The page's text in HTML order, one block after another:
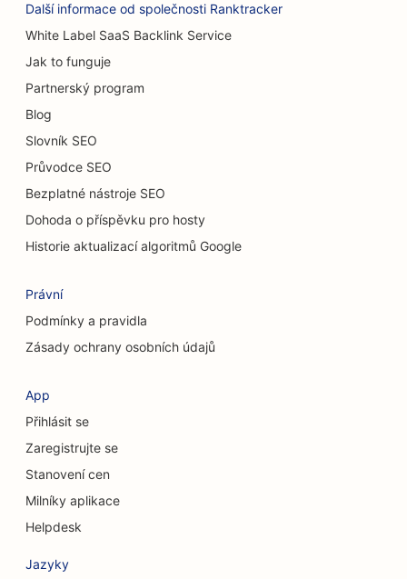
SEO pro myčky aut
SEO pro prodejny koberců a podlahových krytin
SEO pro restaurace s příležitostným stravováním
SEO pro kočičí kavárny
SEO pro chiropraktiky
SEO pro kraniofaciální chirurgy
SEO pro kavárny
SEO pro družstevní záložny
SEO pro obchody s dortíky
SEO pro směnárenské služby
Další informace od společnosti Ranktracker
White Label SaaS Backlink Service
Jak to funguje
Partnerský program
Blog
Slovník SEO
Průvodce SEO
Bezplatné nástroje SEO
Dohoda o příspěvku pro hosty
Historie aktualizací algoritmů Google
Právní
Podmínky a pravidla
Zásady ochrany osobních údajů
App
Přihlásit se
Zaregistrujte se
Stanovení cen
Milníky aplikace
Helpdesk
Jazyky